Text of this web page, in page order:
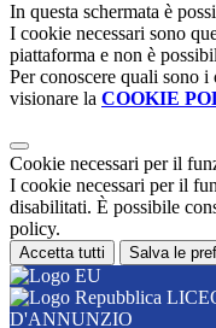
In questa schermata è
I cookie necessari sono
piattaforma e non è
Per conoscere quali sono
visionare la COOKIE
Cookie necessari per il
I cookie necessari per il
disabilitati. È possibile
policy.
Accetta tutti Salva le
D'ANNUNZIO